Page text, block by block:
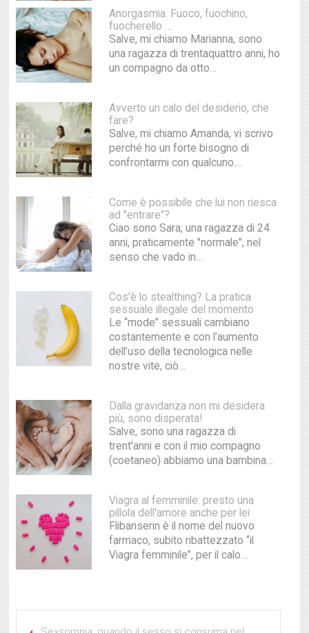
Anorgasmia. Fuoco, fuochino,
fuocherello …
Salve, mi chiamo Marianna, sono
una ragazza di trentaquattro anni, ho
un compagno da otto…
Avverto un calo del desiderio, che
fare?
Salve, mi chiamo Amanda, vi scrivo
perché ho un forte bisogno di
confrontarmi con qualcuno.…
Come è possibile che lui non riesca
ad "entrare"?
Ciao sono Sara, una ragazza di 24
anni, praticamente "normale", nel
senso che vado in…
Cos'è lo stealthing? La pratica
sessuale illegale del momento
Le “mode” sessuali cambiano
costantemente e con l’aumento
dell’uso della tecnologica nelle
nostre vite, ciò…
Dalla gravidanza non mi desidera
più, sono disperata!
Salve, sono una ragazza di
trent'anni e con il mio compagno
(coetaneo) abbiamo una bambina…
Viagra al femminile: presto una
pillola dell'amore anche per lei
Flibanserin è il nome del nuovo
farmaco, subito ribattezzato “il
Viagra femminile”, per il calo…